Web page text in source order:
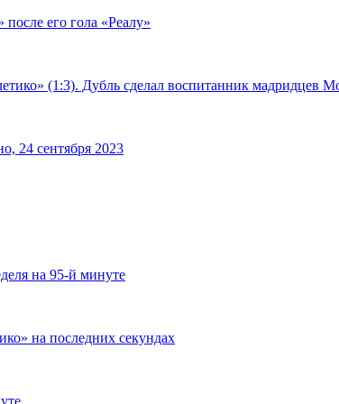
его гола «Реалу»
(1:3). Дубль сделал воспитанник мадридцев
24 сентября 2023
на 95-й минуте
на последних секундах